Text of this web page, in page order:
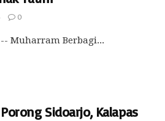
0
-- Muharram Berbagi...
Sidoarjo, Kalapas